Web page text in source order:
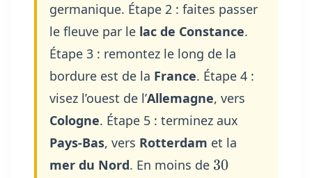
germanique. Étape 2 : faites passer
le fleuve par le lac de Constance.
Étape 3 : remontez le long de la
bordure est de la France. Étape 4 :
visez l’ouest de l’Allemagne, vers
Cologne. Étape 5 : terminez aux
Pays-Bas, vers Rotterdam et la
mer du Nord. En moins de 30
30